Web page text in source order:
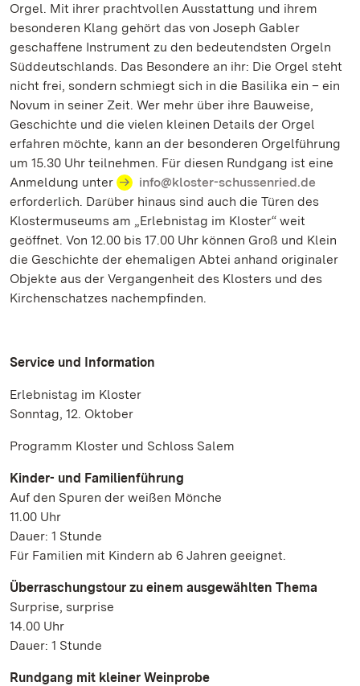
Orgel. Mit ihrer prachtvollen Ausstattung und ihrem
besonderen Klang gehört das von Joseph Gabler
geschaffene Instrument zu den bedeutendsten Orgeln
Süddeutschlands. Das Besondere an ihr: Die Orgel steht
nicht frei, sondern schmiegt sich in die Basilika ein – ein
Novum in seiner Zeit. Wer mehr über ihre Bauweise,
Geschichte und die vielen kleinen Details der Orgel
erfahren möchte, kann an der besonderen Orgelführung
um 15.30 Uhr teilnehmen. Für diesen Rundgang ist eine
Anmeldung unter
info@kloster-schussenried.de
erforderlich. Darüber hinaus sind auch die Türen des
Klostermuseums am „Erlebnistag im Kloster“ weit
geöffnet. Von 12.00 bis 17.00 Uhr können Groß und Klein
die Geschichte der ehemaligen Abtei anhand originaler
Objekte aus der Vergangenheit des Klosters und des
Kirchenschatzes nachempfinden.
Service und Information
Erlebnistag im Kloster
Sonntag, 12. Oktober
Programm Kloster und Schloss Salem
Kinder- und Familienführung
Auf den Spuren der weißen Mönche
11.00 Uhr
Dauer: 1 Stunde
Für Familien mit Kindern ab 6 Jahren geeignet.
Überraschungstour zu einem ausgewählten Thema
Surprise, surprise
14.00 Uhr
Dauer: 1 Stunde
Rundgang mit kleiner Weinprobe